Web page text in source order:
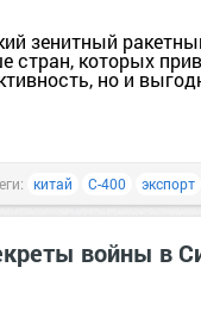
зенитный
стран, которых
но и
китай С-400 экспорт
войны в